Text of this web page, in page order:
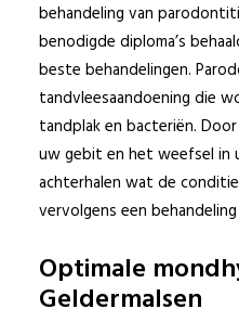
behandeling van
benodigde diploma’s
beste behandelingen.
tandvleesaandoening die
tandplak en bacteriën.
uw gebit en het weefsel in
achterhalen wat de
vervolgens een
Optimale
Geldermalsen